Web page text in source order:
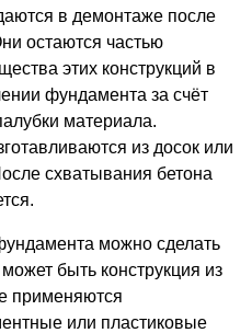
в демонтаже после
остаются частью
этих конструкций в
фундамента за счёт
материала.
из досок или
схватывания бетона
можно сделать
быть конструкция из
применяются
или пластиковые